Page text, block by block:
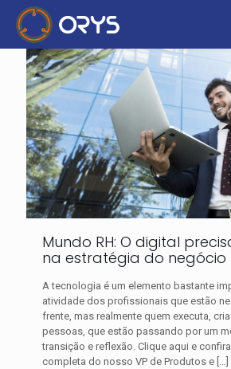
Mundo RH: O digital
na estratégia do negócio
A tecnologia é um elemento bastante
atividade dos profissionais que estão
frente, mas realmente quem executa,
pessoas, que estão passando por um
transição e reflexão. Clique aqui e
completa do nosso VP de Produtos e […]